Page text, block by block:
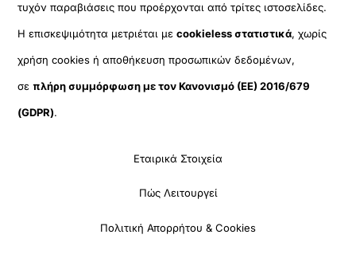
τυχόν παραβιάσεις που προέρχονται από τρίτες ιστοσελίδες.
Η επισκεψιμότητα μετριέται μεcookieless στατιστικά, χωρίς
χρήση cookies ή αποθήκευση προσωπικών δεδομένων,
σεπλήρη συμμόρφωση με τον Κανονισμό (ΕΕ) 2016/679
(GDPR).
Εταιρικά Στοιχεία
Πώς Λειτουργεί
Πολιτική Απορρήτου & Cookies